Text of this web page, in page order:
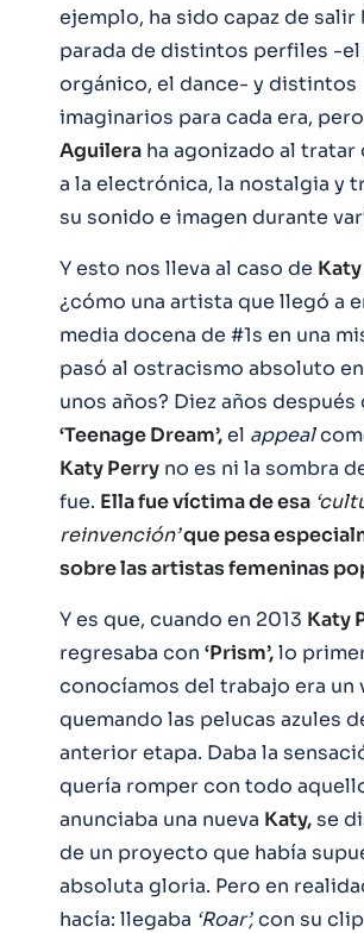
ejemplo, ha sido capaz de salir
parada de distintos perfiles -el
orgánico, el dance- y distintos
imaginarios para cada era, pero
Aguilera ha agonizado al tratar
a la electrónica, la nostalgia y
su sonido e imagen durante
Y esto nos lleva al caso de
¿cómo una artista que llegó a
media docena de #1s en una
pasó al ostracismo absoluto
unos años? Diez años después
‘Teenage Dream’,el appeal
Katy Perry no es ni la sombra
fue. Ella fue víctima de esa
reinvención’que pesa
sobre las artistas femeninas
Y es que, cuando en 2013 Katy
regresaba con ‘Prism’,lo
conocíamos del trabajo era un
quemando las pelucas azules
anterior etapa. Daba la
quería romper con todo
anunciaba una nueva Katy,se
de un proyecto que había
absoluta gloria. Pero en
hacía: llegaba ‘Roar’,con su